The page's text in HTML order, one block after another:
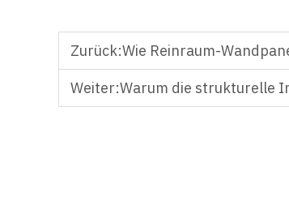
Zurück:Wie Reinraum-
Weiter:Warum die strukturelle